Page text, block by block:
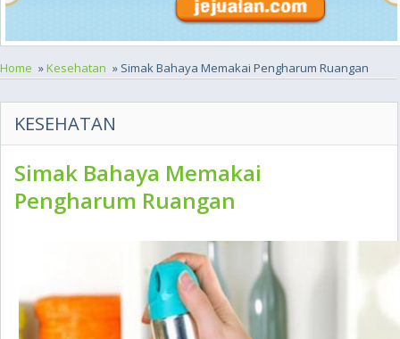
Home »Kesehatan » Simak Bahaya Memakai Pengharum Ruangan
KESEHATAN
Simak Bahaya Memakai
Pengharum Ruangan